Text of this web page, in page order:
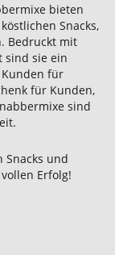
bieten
Snacks,
Bedruckt mit
sind sie ein
für
für Kunden,
sind
Snacks und
Erfolg!